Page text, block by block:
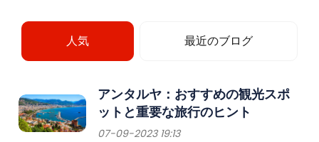
人気 最近のブログ
アンタルヤ：おすすめの観光スポ
ットと重要な旅行のヒント
07-09-2023 19:13